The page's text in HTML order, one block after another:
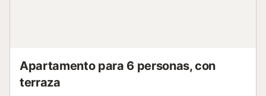
Apartamento para 6 personas, con
terraza